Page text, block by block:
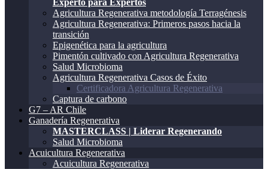
Agricultura Regenerativa metodología Terragénesis
Agricultura Regenerativa: Primeros pasos hacia la
transición
Epigenética para la agricultura
Pimentón cultivado con Agricultura Regenerativa
Salud Microbioma
Agricultura Regenerativa Casos de Éxito
Certificadora Agricultura Regenerativa
Captura de carbono
G7 – AR Chile
Ganadería Regenerativa
MASTERCLASS | Liderar Regenerando
Salud Microbioma
Acuicultura Regenerativa
Acuicultura Regenerativa